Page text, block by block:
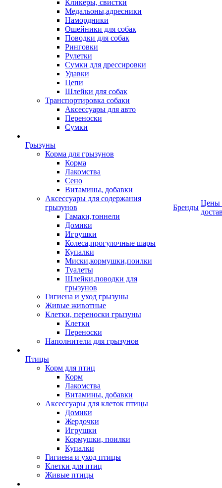
Кликеры, свистки
Медальоны,адресники
Намордники
Ошейники для собак
Поводки для собак
Ринговки
Рулетки
Сумки для дрессировки
Удавки
Цепи
Шлейки для собак
Транспортировка собаки
Аксессуары для авто
Переноски
Сумки
Грызуны
Корма для грызунов
Корма
Лакомства
Сено
Витамины, добавки
Аксессуары для содержания
грызунов
Гамаки,тоннели
Домики
Игрушки
Колеса,прогулочные шары
Купалки
Миски,кормушки,поилки
Туалеты
Шлейки,поводки для
грызунов
Гигиена и уход грызуны
Живые животные
Клетки, переноски грызуны
Клетки
Переноски
Наполнители для грызунов
Птицы
Корм для птиц
Корм
Лакомства
Витамины, добавки
Аксессуары для клеток птицы
Домики
Жердочки
Игрушки
Кормушки, поилки
Купалки
Гигиена и уход птицы
Клетки для птиц
Живые птицы
Бренды
Цены